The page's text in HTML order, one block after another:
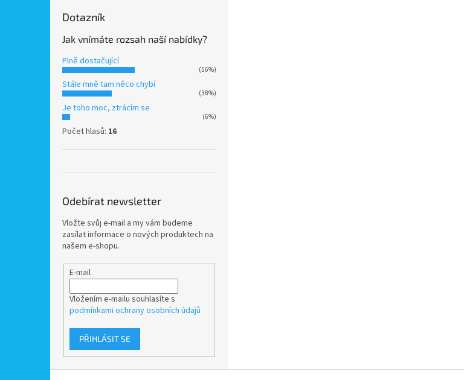
Dotazník
Jak vnímáte rozsah naší nabídky?
Plně dostačující
(56%)
Stále mně tam něco chybí
(38%)
Je toho moc, ztrácím se
(6%)
Počet hlasů: 16
Odebírat newsletter
Vložte svůj e-mail a my vám budeme
zasílat informace o nových produktech na
našem e-shopu.
E-mail
Vložením e-mailu souhlasíte s
podmínkami ochrany osobních údajů
PŘIHLÁSIT SE